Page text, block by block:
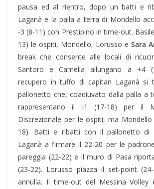
pausa ed al rientro, dopo un batti e
Laganà e la palla a terra di Mondello
-3 (8-11) con Prestipino in time-out.
13) le ospiti, Mondello, Lorusso e Sara
break che consente alle locali di
Santoro e Camelia allungano a +4
recupero in tuffo di capitan Laganà si
pallonetto che, coadiuvato dalla palla a
rappresentano il -1 (17-18) per il
Discrezionale per le ospiti, ma
18). Batti e ribatti con il pallonetto di
Laganà a firmare il 22-20 per le
pareggia (22-22) e il muro di Pasa
(23-22). Lorusso piazza il set-point
annulla. Il time-out del Messina Volley